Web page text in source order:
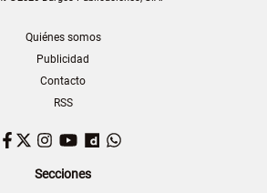
Quiénes somos
Publicidad
Contacto
RSS
Facebook
TwitterInstagram
YouTubeDailymotion
Secciones